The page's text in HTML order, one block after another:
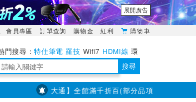
展開廣告
會員專區 訂單查詢 購物金 紅利 購物車
特仕筆電 羅技 Wifi7 HDMI線 環
量測 明緯POWER 搜尋
【PX大通】全館滿千折百(部分品項不適用，滿2千